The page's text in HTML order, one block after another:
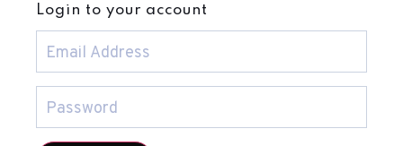
Login to your account